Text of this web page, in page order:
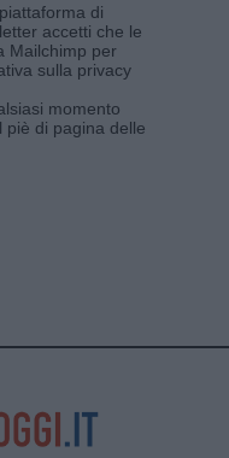
di
accetti che le
Mailchimp per
sulla privacy
momento
piè di pagina delle